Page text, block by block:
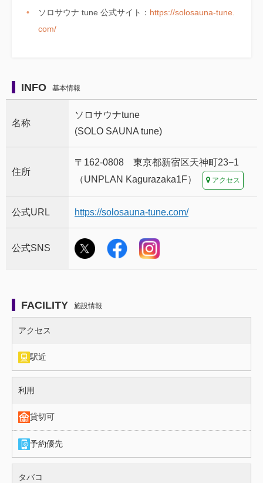
ソロサウナ tune 公式サイト： https://solosauna-tune.
com/
INFO 基本情報
名称
ソロサウナtune
(SOLO SAUNA tune)
住所
〒162-0808 東京都新宿区天神町23−1
（UNPLAN Kagurazaka1F）
アクセス
公式URL https://solosauna-tune.com/
公式SNS
FACILITY 施設情報
アクセス
駅近
施設情報（利用）
利用
貸切可
予約優先
施設情報（タバコ）
タバコ